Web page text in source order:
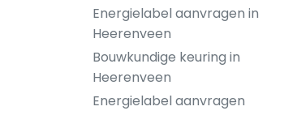
Energielabel aanvragen in
Heerenveen
Bouwkundige keuring in
Heerenveen
Energielabel aanvragen